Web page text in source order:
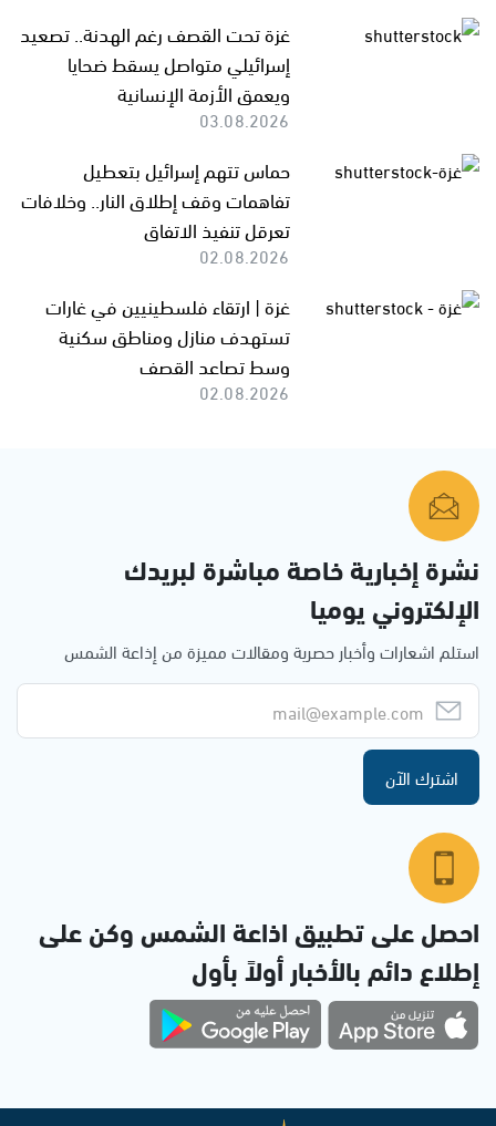
غزة تحت القصف رغم الهدنة.. تصعيد
إسرائيلي متواصل يسقط ضحايا
ويعمق الأزمة الإنسانية
03.08.2026
حماس تتهم إسرائيل بتعطيل
تفاهمات وقف إطلاق النار.. وخلافات
تعرقل تنفيذ الاتفاق
02.08.2026
غزة | ارتقاء فلسطينيين في غارات
تستهدف منازل ومناطق سكنية
وسط تصاعد القصف
02.08.2026
نشرة إخبارية خاصة مباشرة لبريدك
الإلكتروني يوميا
استلم اشعارات وأخبار حصرية ومقالات مميزة من إذاعة الشمس
اشترك الآن
احصل على تطبيق اذاعة الشمس وكن على
إطلاع دائم بالأخبار أولاً بأول